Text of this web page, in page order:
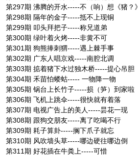
第297期 沸腾的开水-----不（响）想《猪？》
第298期 隔年的金子-----抵不上现铜
第299期 叩头拜把子-----称兄道弟
第300期 绿叶着火烤-----非黄不可
第301期 狗熊捧刺猬-----遇上棘手事
第302期 广东人唱京戏-----南腔北调
第303期 掂着猪下水过独木桥-----提心吊胆
第304期 禾苗怕蝼蛄----- 一物降一物
第305期 锅台上长竹子-----损（笋）到家啦
第306期 飞机上跳伞-----很快就有着落
第307期 电视广告上的美人-----昙花一现
第308期 跟狗交朋友-----离了吃喝不行
第309期 耗子算卦-----搁下爪子就忘
第310期 风吹墙头草-----哪边硬往哪边倒
第311期 好花插在牛粪上-----可惜